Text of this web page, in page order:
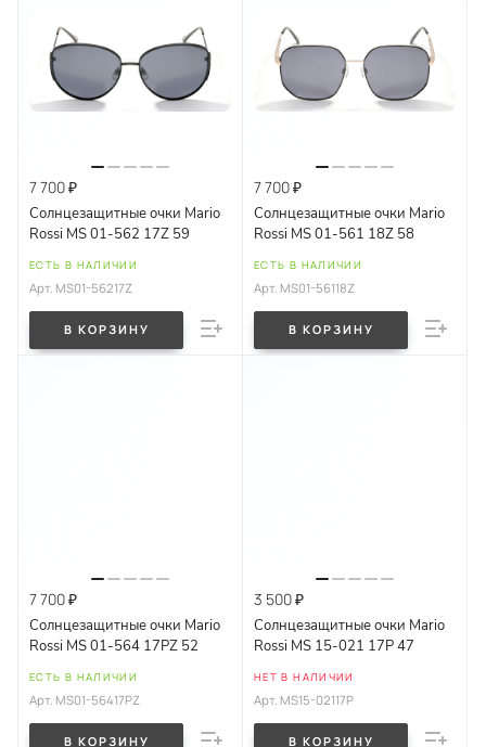
7 700 ₽
Солнцезащитные очки Mario
Rossi MS 01-562 17Z 59
ЕСТЬ В НАЛИЧИИ
Арт. MS01-56217Z
В КОРЗИНУ
7 700 ₽
Солнцезащитные очки Mario
Rossi MS 01-561 18Z 58
ЕСТЬ В НАЛИЧИИ
Арт. MS01-56118Z
В КОРЗИНУ
7 700 ₽
Солнцезащитные очки Mario
Rossi MS 01-564 17PZ 52
ЕСТЬ В НАЛИЧИИ
Арт. MS01-56417PZ
В КОРЗИНУ
3 500 ₽
Солнцезащитные очки Mario
Rossi MS 15-021 17P 47
НЕТ В НАЛИЧИИ
Арт. MS15-02117P
В КОРЗИНУ